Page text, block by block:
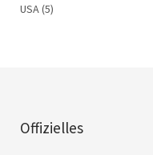
USA(5)
Offizielles